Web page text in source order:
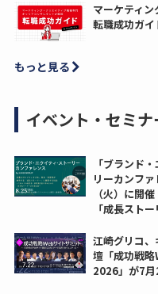
マーケティ
転職成功ガイ
もっと見る
イベント・セミナ
「ブランド
リーカンフ
（火）に開
「成長スト
江崎グリコ、
壇「成功戦
2026」が7